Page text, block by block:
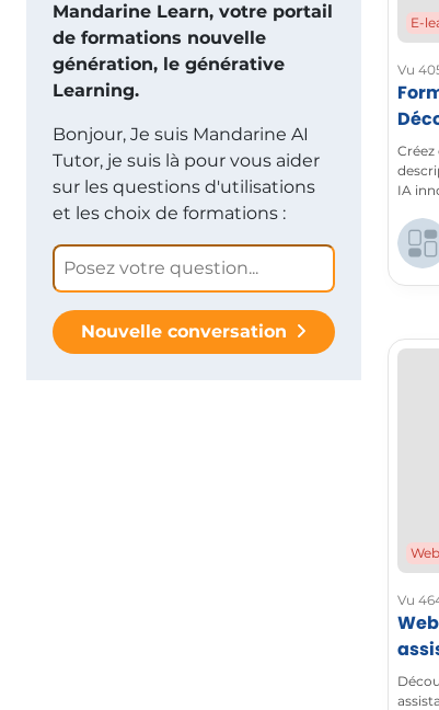
Mandarine Learn, votre portail
de formations nouvelle
génération, le générative
Learning.
Bonjour, Je suis Mandarine AI
Tutor, je suis là pour vous aider
sur les questions d'utilisations
et les choix de formations :
Nouvelle conversation
E-
Vu
et
IA
Vu